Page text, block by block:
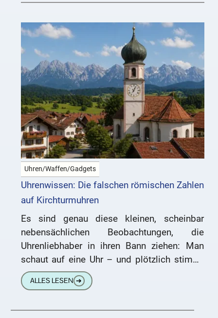
Uhren/Waffen/Gadgets
Uhrenwissen: Die falschen römischen Zahlen
auf Kirchturmuhren
Es sind genau diese kleinen, scheinbar
nebensächlichen Beobachtungen, die
Uhrenliebhaber in ihren Bann ziehen: Man
schaut auf eine Uhr – und plötzlich stimmt
da etwas nicht mit dem, was man
ALLES LESEN ➔